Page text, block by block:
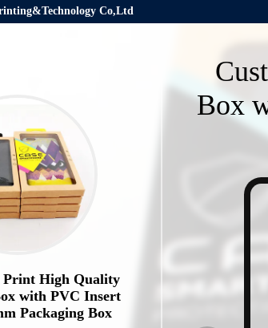
Co,Ltd
Print High Quality
with PVC Insert
Packaging Box
Box